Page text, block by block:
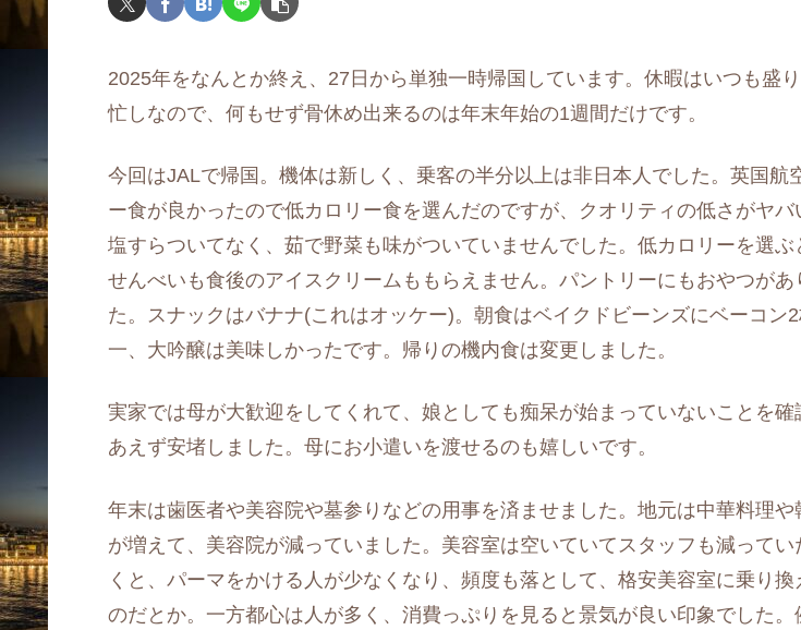
2025年をなんとか終え、27日から単独一時帰国しています。休暇はいつも盛
忙しなので、何もせず骨休め出来るのは年末年始の1週間だけです。
今回はJALで帰国。機体は新しく、乗客の半分以上は非日本人でした。英国航
ー食が良かったので低カロリー食を選んだのですが、クオリティの低さがヤバ
塩すらついてなく、茹で野菜も味がついていませんでした。低カロリーを選ぶ
せんべいも食後のアイスクリームももらえません。パントリーにもおやつがあ
た。スナックはバナナ(これはオッケー)。朝食はベイクドビーンズにベーコン
一、大吟醸は美味しかったです。帰りの機内食は変更しました。
実家では母が大歓迎をしてくれて、娘としても痴呆が始まっていないことを確
あえず安堵しました。母にお小遣いを渡せるのも嬉しいです。
年末は歯医者や美容院や墓参りなどの用事を済ませました。地元は中華料理や
が増えて、美容院が減っていました。美容室は空いていてスタッフも減ってい
くと、パーマをかける人が少なくなり、頻度も落として、格安美容室に乗り換
のだとか。一方都心は人が多く、消費っぷりを見ると景気が良い印象でした。